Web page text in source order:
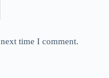
time I comment.